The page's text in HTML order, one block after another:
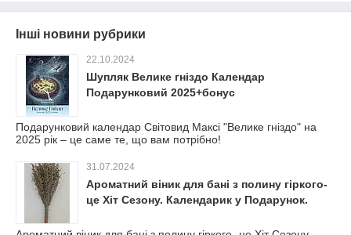
Інші новини рубрики
22.10.2024
Шупляк Велике гніздо Календар
Подарунковий 2025+бонус
Подарунковий календар Світовид Максі "Велике гніздо" на
2025 рік – це саме те, що вам потрібно!
31.07.2024
Ароматний віник для бані з полину гіркого-
це Хіт Сезону. Календарик у Подарунок.